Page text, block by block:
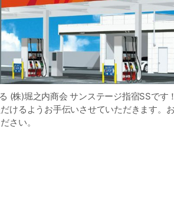
株)堀之内商会 サンステージ指宿SSです！
けるようお手伝いさせていただきます。
さい。
ております！